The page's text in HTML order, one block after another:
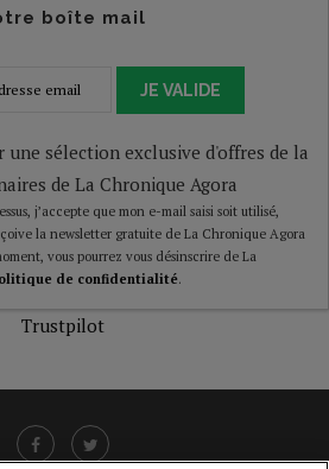
boîte mail
JE VALIDE
une sélection exclusive d'offres de la
de La Chronique Agora
j’accepte que mon e-mail saisi soit utilisé,
la newsletter gratuite de La Chronique Agora
vous pourrez vous désinscrire de La
de confidentialité.
Trustpilot